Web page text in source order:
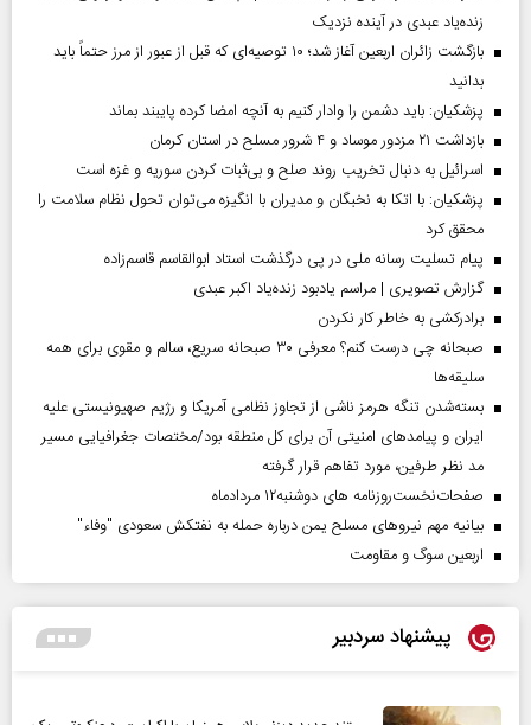
زنده‌یاد عبدی در آینده نزدیک
بازگشت زائران اربعین آغاز شد؛ ۱۰ توصیه‌ای که قبل از عبور از مرز حتماً باید
بدانید
پزشکیان: باید دشمن را وادار کنیم به آنچه امضا کرده پایبند بماند
بازداشت ۲۱ مزدور موساد و ۴ شرور مسلح در استان کرمان
اسرائیل به دنبال تخریب روند صلح و بی‌ثبات کردن سوریه و غزه است
پزشکیان: با اتکا به نخبگان و مدیران با انگیزه می‌توان تحول نظام سلامت را
محقق کرد
پیام تسلیت رسانه ملی در پی درگذشت استاد ابوالقاسم قاسم‌زاده
گزارش تصویری | مراسم یادبود زنده‌یاد اکبر عبدی
برادرکشی به خاطر کار نکردن
صبحانه چی درست کنم؟ معرفی ۳۰ صبحانه سریع، سالم و مقوی برای همه
سلیقه‌ها
بسته‌شدن تنگه هرمز ناشی از تجاوز نظامی آمریکا و رژیم صهیونیستی علیه
ایران و پیامد‌های امنیتی آن برای کل منطقه بود/مختصات جغرافیایی مسیر
مد نظر طرفین، مورد تفاهم قرار گرفته
صفحات‌نخست‌روزنامه ها‌ی دوشنبه‌۱۲ مردادماه
بیانیه مهم نیروهای مسلح یمن درباره حمله به نفتکش سعودی "وفاء"
اربعین سوگ و مقاومت
پیشنهاد سردبیر